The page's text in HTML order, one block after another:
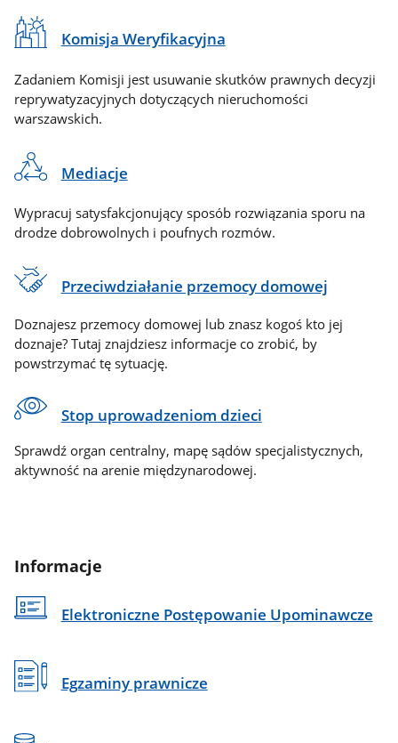
Komisja Weryfikacyjna
Zadaniem Komisji jest usuwanie skutków prawnych decyzji
reprywatyzacyjnych dotyczących nieruchomości
warszawskich.
Mediacje
Wypracuj satysfakcjonujący sposób rozwiązania sporu na
drodze dobrowolnych i poufnych rozmów.
Przeciwdziałanie przemocy domowej
Doznajesz przemocy domowej lub znasz kogoś kto jej
doznaje? Tutaj znajdziesz informacje co zrobić, by
powstrzymać tę sytuację.
Stop uprowadzeniom dzieci
Sprawdź organ centralny, mapę sądów specjalistycznych,
aktywność na arenie międzynarodowej.
Informacje
Elektroniczne Postępowanie Upominawcze
Egzaminy prawnicze